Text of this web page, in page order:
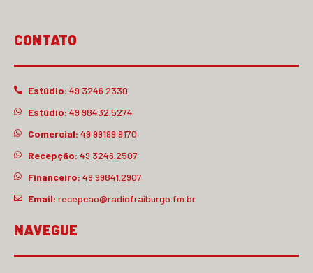
CONTATO
Estúdio: 49 3246.2330
Estúdio: 49 98432.5274
Comercial: 49 99199.9170
Recepção: 49 3246.2507
Financeiro: 49 99841.2907
Email: recepcao@radiofraiburgo.fm.br
NAVEGUE